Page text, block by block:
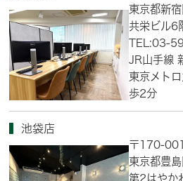
東京都新
共栄ビル6
TEL:03-
JR山手線
東京メト
歩2分
池袋店
〒170-
東京都豊
第2はやか